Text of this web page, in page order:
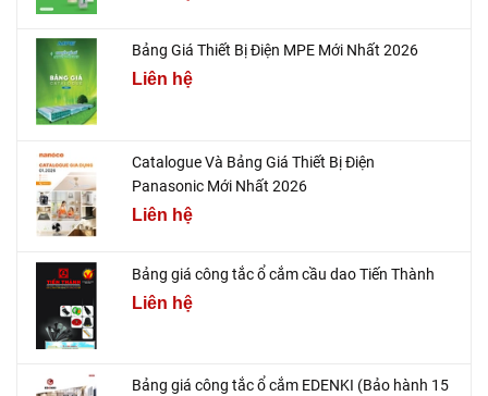
Bảng Giá Thiết Bị Điện MPE Mới Nhất 2026
Liên hệ
Catalogue Và Bảng Giá Thiết Bị Điện
Panasonic Mới Nhất 2026
Liên hệ
Bảng giá công tắc ổ cắm cầu dao Tiến Thành
Liên hệ
Bảng giá công tắc ổ cắm EDENKI (Bảo hành 15